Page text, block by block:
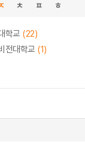
ㅊ ㅍ ㅎ
학교 (22)
전대학교 (1)